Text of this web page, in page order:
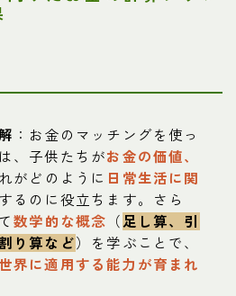
：お金のマッチングを使っ
、子供たちがお金の価値、
がどのように 日常生活に関
するのに役立ちます。さら
数学的な概念 （足し算、引
り算など）を学ぶことで、
界に適用する能力が育まれ